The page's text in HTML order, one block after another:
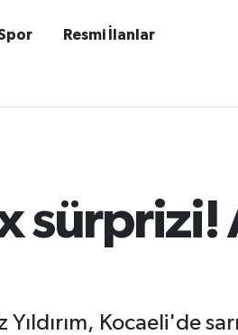
Resmi İlanlar
Yıldırım, Kocaeli'de